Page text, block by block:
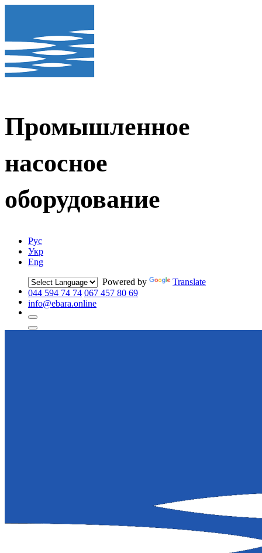
Промышленное
насосное
оборудование
Рус
Укр
Eng
Powered by
Translate
044 594 74 74 067 457 80 69
info@ebara.online